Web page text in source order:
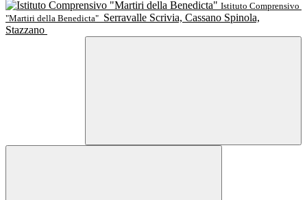
Istituto Comprensivo
"Martiri della Benedicta" Serravalle Scrivia, Cassano Spinola,
Stazzano